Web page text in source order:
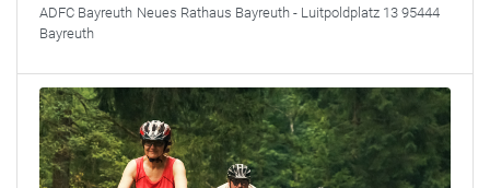
ADFC Bayreuth Neues Rathaus Bayreuth - Luitpoldplatz 13 95444
Bayreuth